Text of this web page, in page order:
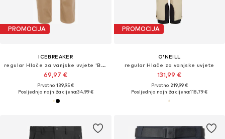
PROMOCIJA
ICEBREAKER
regular Hlače za vanjske uvjete 'Berlin'
69,97 €
Prvotno: 139,95 €
Posljednja najniža cijena:34,99 €
PROMOCIJA
O'NEILL
regular Hlače za vanjske uvjete
131,99 €
Prvotno: 219,99 €
Posljednja najniža cijena:118,79 €